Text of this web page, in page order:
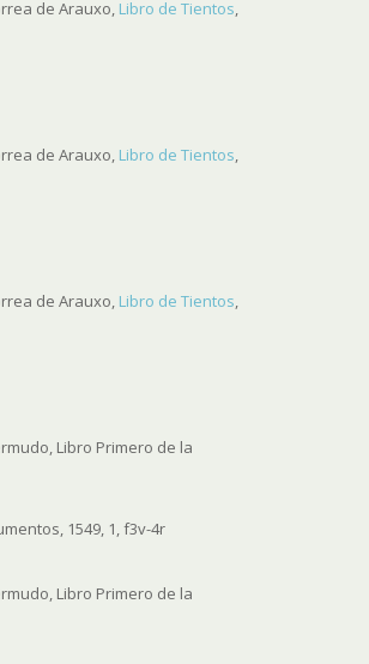
de Arauxo, Libro de Tientos,
de Arauxo, Libro de Tientos,
de Arauxo, Libro de Tientos,
Libro Primero de la
1549, 1, f3v-4r
Libro Primero de la